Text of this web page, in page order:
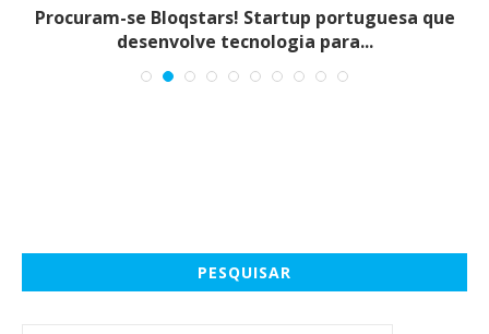
Procuram-se Bloqstars! Startup portuguesa que
desenvolve tecnologia para...
PESQUISAR